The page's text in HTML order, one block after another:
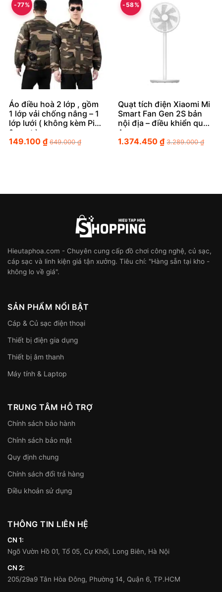
-77%
Áo điều hoà 2 lớp , gồm
1 lớp vải chống nắng – 1
lớp lưới ( không kèm Pin
& quạt )
149.100 ₫ 649.000₫
-58%
Quạt tích điện Xiaomi Mi
Smart Fan Gen 2S bản
nội địa – điều khiển qua
App
1.374.450₫ 3.289.000₫
Hieutaphoa.com - Chuyên cung cấp đồ chơi công nghệ, củ sạc,
cáp sạc và linh kiện giá tận xưởng. Tiêu chí: "Hàng sẵn tại kho -
không lo về giá".
SẢN PHẨM NỔI BẬT
Cáp & Củ sạc điện thoại
Thiết bị điện gia dụng
Thiết bị âm thanh
Máy tính & Laptop
TRUNG TÂM HỖ TRỢ
Chính sách bảo hành
Chính sách bảo mật
Quy định chung
Chính sách đổi trả hàng
Điều khoản sử dụng
THÔNG TIN LIÊN HỆ
CN 1:
Ngõ Vườn Hồ 01, Tổ 05, Cự Khối, Long Biên, Hà Nội
CN 2:
205/29a9 Tân Hòa Đông, Phường 14, Quận 6, TP.HCM